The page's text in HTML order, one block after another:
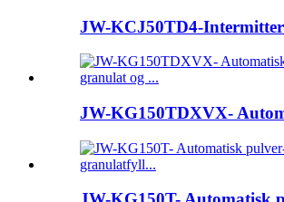
JW-KCJ50TD4-
JW-KG150TDXVX-